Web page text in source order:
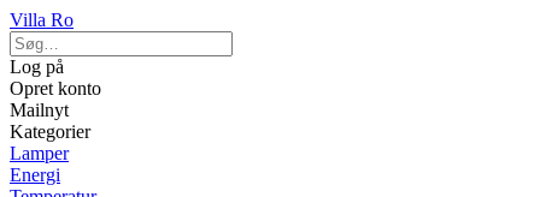
Villa Ro
Log på
Opret konto
Mailnyt
Kategorier
Lamper
Energi